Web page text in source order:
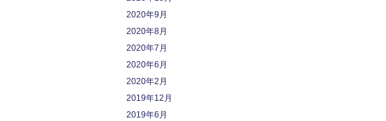
2020年9月
2020年8月
2020年7月
2020年6月
2020年2月
2019年12月
2019年6月